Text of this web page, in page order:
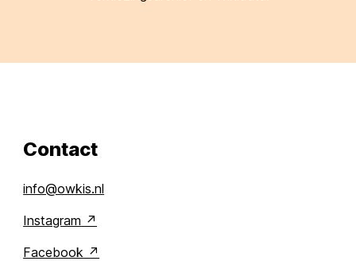
Contact
info@owkis.nl
Instagram
Facebook